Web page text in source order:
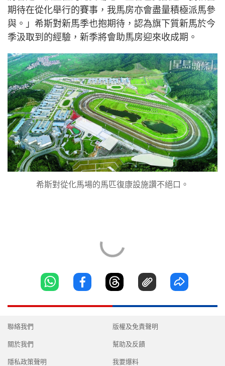
期待在從化舉行的賽事，我馬房亦會盡量積極派馬參
與。」希斯對新馬季也抱期待，認為旗下質新馬於今
季汲取到的經驗，新季將會助馬房迎來收成期。
希斯對從化馬場的馬匹復康設施讚不絕口。
聯絡我們
關於我們
隱私政策聲明
版權及免責聲明
幫助及反饋
我要爆料